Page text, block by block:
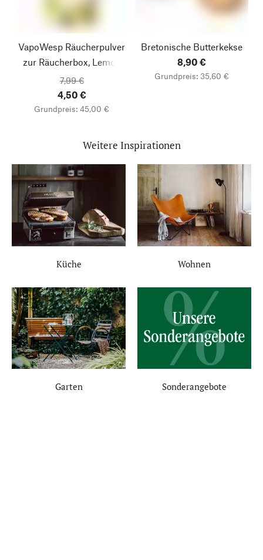
VapoWesp Räucherpulver
zur Räucherbox, Lemon
Basil
7,99 €
4,50 €
Grundpreis: 45,00 €
Bretonische Butterkekse
8,90 €
Grundpreis: 35,60 €
Weitere Inspirationen
Küche Wohnen
Garten Sonderangebote